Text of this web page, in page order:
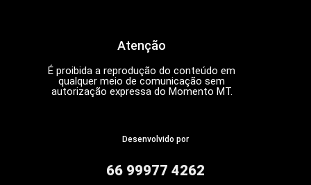
Atenção
É proibida a reprodução do conteúdo em
qualquer meio de comunicação sem
autorização expressa do Momento MT.
Desenvolvido por
66 99977 4262